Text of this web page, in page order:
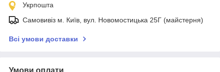
Укрпошта
Самовивіз м. Київ, вул. Новомостицька 25Г (майстерня)
Всі умови доставки
Умови оплати